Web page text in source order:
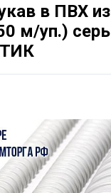
в ПВХ
м/уп.)